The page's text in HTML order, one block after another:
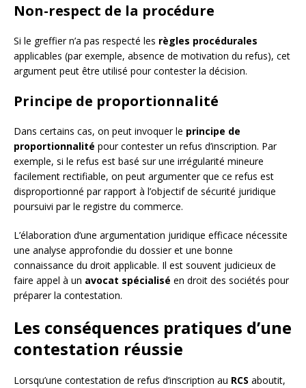
Non-respect de la procédure
Si le greffier n’a pas respecté les règles procédurales
applicables (par exemple, absence de motivation du refus), cet
argument peut être utilisé pour contester la décision.
Principe de proportionnalité
Dans certains cas, on peut invoquer le principe de
proportionnalité pour contester un refus d’inscription. Par
exemple, si le refus est basé sur une irrégularité mineure
facilement rectifiable, on peut argumenter que ce refus est
disproportionné par rapport à l’objectif de sécurité juridique
poursuivi par le registre du commerce.
L’élaboration d’une argumentation juridique efficace nécessite
une analyse approfondie du dossier et une bonne
connaissance du droit applicable. Il est souvent judicieux de
faire appel à un avocat spécialisé en droit des sociétés pour
préparer la contestation.
Les conséquences pratiques d’une
contestation réussie
Lorsqu’une contestation de refus d’inscription au RCS aboutit,